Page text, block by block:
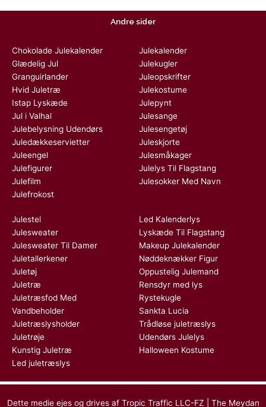
Andre sider
Chokolade Julekalender
Glædelig Jul
Granguirlander
Hvid Juletræ
Istap Lyskæde
Jul i Valhal
Julebelysning Udendørs
Juledækkeservietter
Juleengel
Julefigurer
Julefilm
Julefrokost
Julekalender
Julekugler
Juleopskrifter
Julekostume
Julepynt
Julesange
Julesengetøj
Juleskjorte
Julesmåkager
Julelys Til Flagstang
Julesokker Med Navn
Julestel
Julesweater
Julesweater Til Damer
Juletallerkener
Juletøj
Juletræ
Juletræsfod Med
Vandbeholder
Juletræslysholder
Juletrøje
Kunstig Juletræ
Led juletræslys
Led Kalenderlys
Lyskæde Til Flagstang
Makeup Julekalender
Nøddeknækker Figur
Oppustelig Julemand
Rensdyr med lys
Rystekugle
Sankta Lucia
Trådløse juletræslys
Udendørs Julelys
Halloween Kostume
Dette medie ejes og drives af Tropic Traffic LLC-FZ | The Meydan